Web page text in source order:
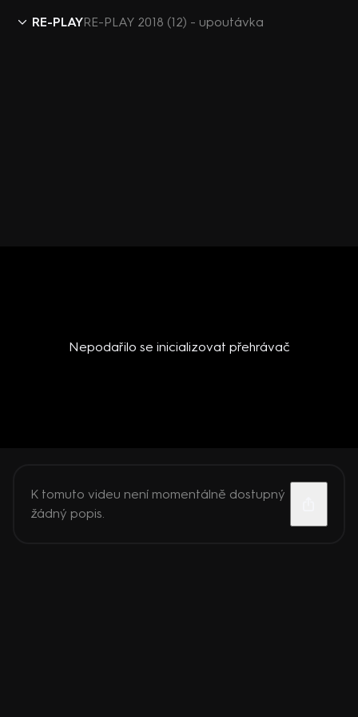
RE-PLAYRE-PLAY 2018 (12) - upoutávka
Nepodařilo se inicializovat přehrávač
K tomuto videu není momentálně dostupný
žádný popis.